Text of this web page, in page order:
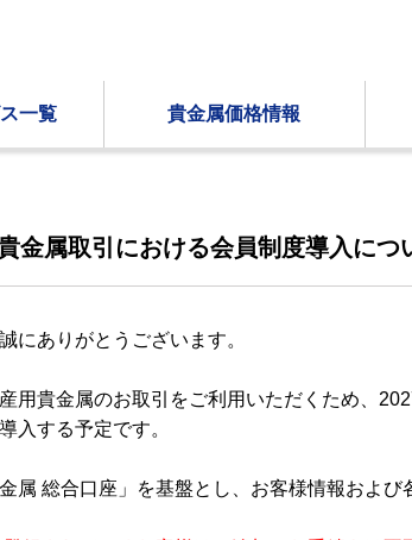
一覧 貴金属価格情報
金属取引における会員制度導入につ
にありがとうございます。
用貴金属のお取引をご利用いただくため、
入する予定です。
属 総合口座」を基盤とし、お客様情報およ